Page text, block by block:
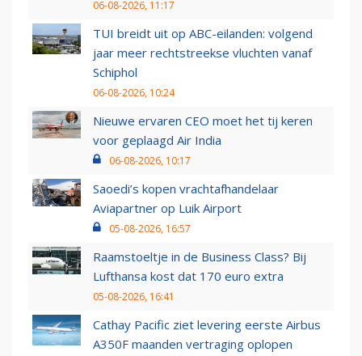
06-08-2026, 11:17
TUI breidt uit op ABC-eilanden: volgend
jaar meer rechtstreekse vluchten vanaf
Schiphol
06-08-2026, 10:24
Nieuwe ervaren CEO moet het tij keren
voor geplaagd Air India
06-08-2026, 10:17
Saoedi’s kopen vrachtafhandelaar
Aviapartner op Luik Airport
05-08-2026, 16:57
Raamstoeltje in de Business Class? Bij
Lufthansa kost dat 170 euro extra
05-08-2026, 16:41
Cathay Pacific ziet levering eerste Airbus
A350F maanden vertraging oplopen